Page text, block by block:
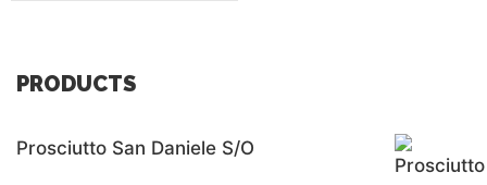
PRODUCTS
Prosciutto San Daniele S/o